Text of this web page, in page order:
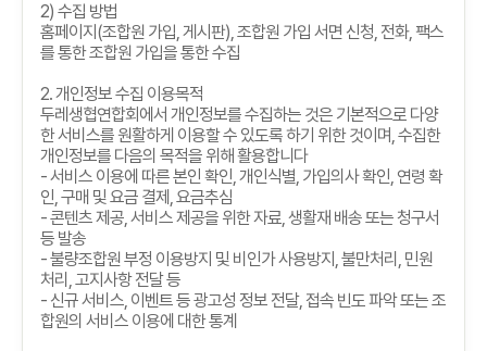
2) 수집 방법
홈페이지 (조합원 가입,게시판),조합원 가입 서면 신청, 전화, 팩스
를 통한 조합원 가입을 통한 수집
2.개인정보 수집 이용목적
두레생협연합회에서 개인정보를 수집하는 것은 기본적으로 다양
한 서비스를 원활하게 이용할 수 있도록 하기 위한 것이며,수집한
개인정보를 다음의 목적을 위해 활용합니다
-서비스 이용에 따른 본인 확인,개인식별, 가입의사 확인, 연령 확
인,구매 및 요금 결제 ,요금추심
-콘텐츠 제공,서비스 제공을 위한 자료,생활재 배송 또는 청구서
등 발송
-불량조합원 부정 이용방지 및 비인가 사용방지 ,불만처리 , 민원
처리 ,고지사항 전달 등
- 신규 서비스, 이벤트 등 광고성 정보 전달, 접속 빈도 파악 또는 조
합원의 서비스 이용에 대한 통계